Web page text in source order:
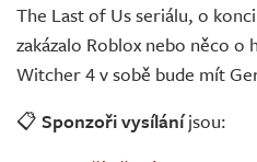
The Last of Us seriálu, o
zakázalo Roblox nebo něco o
Witcher 4 v sobě bude mít
📋 Sponzoři vysíláníjsou: